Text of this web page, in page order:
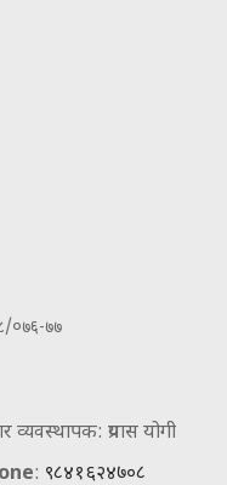
०७६-७७
व्यवस्थापक: प्रयास योगी
: ९८४१६२४७०८